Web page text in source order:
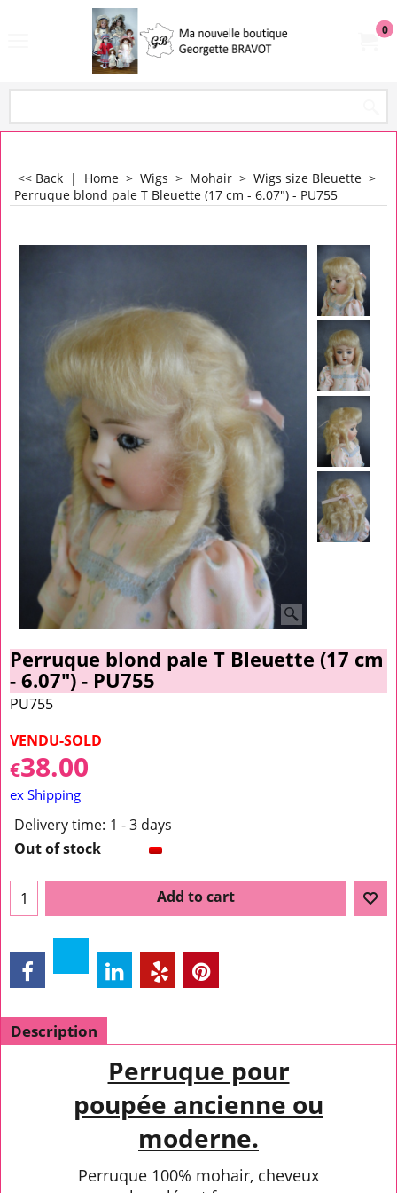
0
<< Back | Home > Wigs > Mohair > Wigs size Bleuette >
Perruque blond pale T Bleuette (17 cm - 6.07") - PU755
Perruque blond pale T Bleuette (17 cm
- 6.07") - PU755
PU755
VENDU-SOLD
€38.00
ex Shipping
Delivery time: 1 - 3 days
Out of stock
Add to cart
Description
Perruque pour
poupée ancienne ou
moderne.
Perruque 100% mohair, cheveux